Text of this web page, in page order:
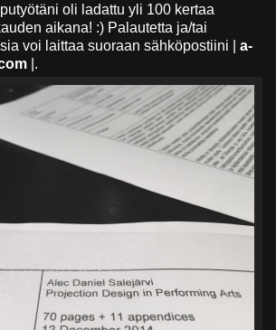
oli ladattu yli 100 kertaa
aikana! :) Palautetta ja/tai
voi laittaa suoraan sähköpostiini | a-
|.